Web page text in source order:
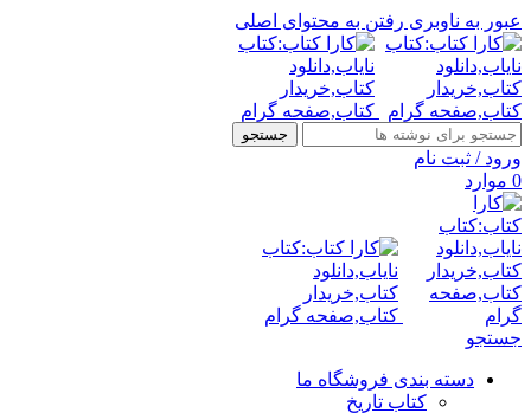
عبور به ناوبری رفتن به محتوای اصلی
جستجو
ورود / ثبت نام
0 موارد
جستجو
دسته بندی فروشگاه ما
کتاب تاریخ